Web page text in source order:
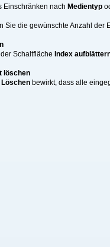
Einschränken nach Medientyp
Sie die gewünschte Anzahl der
Schaltfläche Index
löschen
Löschen bewirkt, dass alle